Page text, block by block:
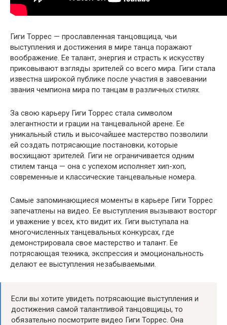
Гиги Торрес — прославленная танцовщица, чьи
выступления и достижения в мире танца поражают
воображение. Ее талант, энергия и страсть к искусству
приковывают взгляды зрителей со всего мира. Гиги стала
известна широкой публике после участия в завоевании
звания чемпиона мира по танцам в различных стилях.
За свою карьеру Гиги Торрес стала символом
элегантности и грации на танцевальной арене. Ее
уникальный стиль и высочайшее мастерство позволили
ей создать потрясающие постановки, которые
восхищают зрителей. Гиги не ограничивается одним
стилем танца — она с успехом исполняет хип-хоп,
современные и классические танцевальные номера.
Самые запоминающиеся моменты в карьере Гиги Торрес
запечатлены на видео. Ее выступления вызывают восторг
и уважение у всех, кто видит их. Гиги выступала на
многочисленных танцевальных конкурсах, где
демонстрировала свое мастерство и талант. Ее
потрясающая техника, экспрессия и эмоциональность
делают ее выступления незабываемыми.
Если вы хотите увидеть потрясающие выступления и
достижения самой талантливой танцовщицы, то
обязательно посмотрите видео Гиги Торрес. Она